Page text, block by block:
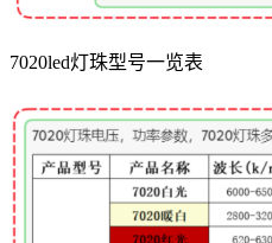
7020led灯珠型号一览表